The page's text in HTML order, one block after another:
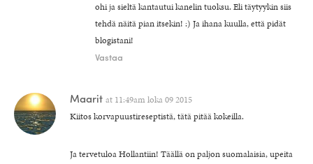
ohi ja sieltä kantautui kanelin tuoksu. Eli täytyykin siis
tehdä näitä pian itsekin! :) Ja ihana kuulla, että pidät
blogistani!
Vastaa
Maarit at 11:49am loka 09 2015
Kiitos korvapuustireseptistä, tätä pitää kokeilla.
Ja tervetuloa Hollantiin! Täällä on paljon suomalaisia, upeita